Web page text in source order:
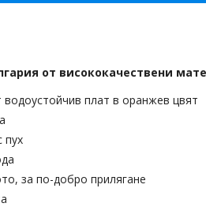
от висококачествени
плат в оранжев цвят
пух
за по-добро прилягане